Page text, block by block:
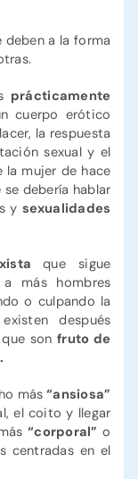
deben a la forma
prácticamente
cuerpo erótico
la respuesta
sexual y el
la mujer de hace
debería hablar
ysexualidades
que sigue
más hombres
o culpando la
después
son fruto de
más “ansiosa”
el coito y llegar
“corporal” o
centradas en el